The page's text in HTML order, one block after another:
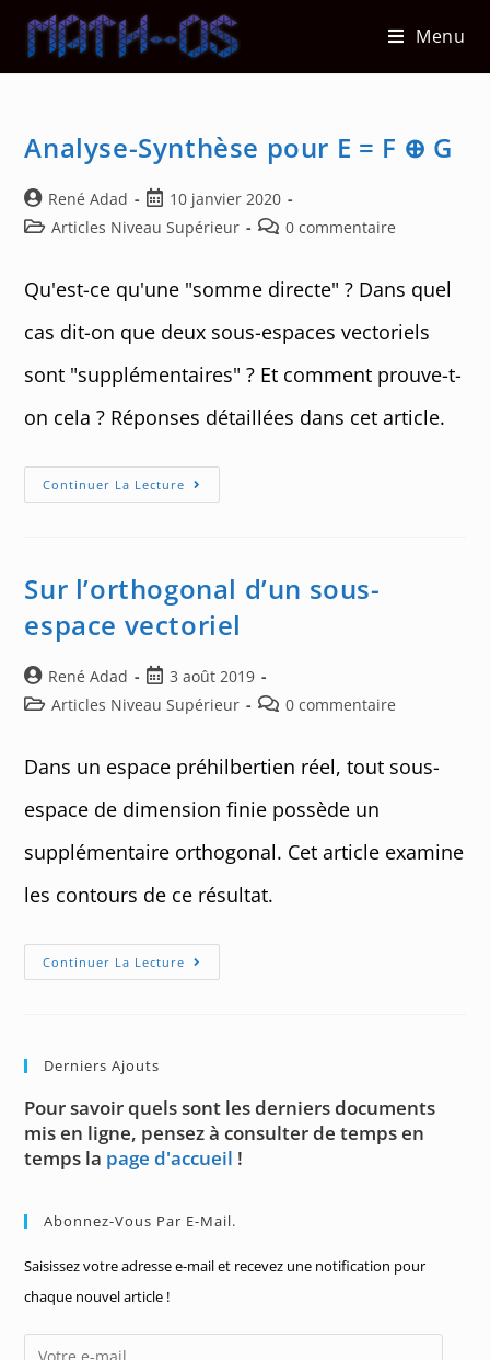
content
Menu
Analyse-Synthèse pour E = F ⊕ G
Auteur/autrice
de
René Adad
Post
published:
10 janvier 2020
PostArticles Niveau Supérieur
Post0 commentaire
Qu'est-ce qu'une "somme directe" ? Dans quel
cas dit-on que deux sous-espaces vectoriels
sont "supplémentaires" ? Et comment prouve-t-
on cela ? Réponses détaillées dans cet article.
Continuer La Lecture Analyse-
Synthèse
G
Sur l’orthogonal d’un sous-
espace vectoriel
Auteur/autrice
de
René Adad
Post
published:
3 août 2019
PostArticles Niveau Supérieur
Post0 commentaire
Dans un espace préhilbertien réel, tout sous-
espace de dimension finie possède un
supplémentaire orthogonal. Cet article examine
les contours de ce résultat.
Continuer La Lecture Sur
L’orthogonal
Derniers Ajouts
Pour savoir quels sont les derniers documents
mis en ligne, pensez à consulter de temps en
temps la page d'accueil !
Abonnez-Vous Par E-Mail.
Saisissez votre adresse e-mail et recevez une notification pour
chaque nouvel article !
Votre